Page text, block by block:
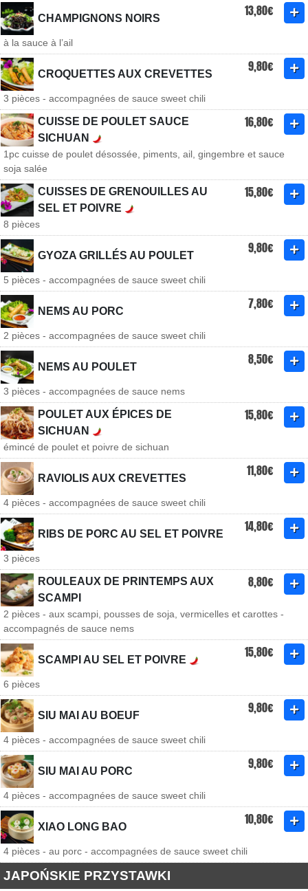
CHAMPIGNONS NOIRS 13,80€
à la sauce à l’ail
CROQUETTES AUX CREVETTES 9,80€
3 pièces - accompagnées de sauce sweet chili
CUISSE DE POULET SAUCE
SICHUAN
16,80€
1pc cuisse de poulet désossée, piments, ail, gingembre et sauce
soja salée
CUISSES DE GRENOUILLES AU
SEL ET POIVRE
15,80€
8 pièces
GYOZA GRILLÉS AU POULET 9,80€
5 pièces - accompagnées de sauce sweet chili
NEMS AU PORC 7,80€
2 pièces - accompagnées de sauce sweet chili
NEMS AU POULET 8,50€
3 pièces - accompagnées de sauce nems
POULET AUX ÉPICES DE
SICHUAN
15,80€
émincé de poulet et poivre de sichuan
RAVIOLIS AUX CREVETTES 11,80€
4 pièces - accompagnées de sauce sweet chili
RIBS DE PORC AU SEL ET POIVRE 14,80€
3 pièces
ROULEAUX DE PRINTEMPS AUX
SCAMPI
8,80€
2 pièces - aux scampi, pousses de soja, vermicelles et carottes -
accompagnés de sauce nems
SCAMPI AU SEL ET POIVRE 15,80€
6 pièces
SIU MAI AU BOEUF 9,80€
4 pièces - accompagnées de sauce sweet chili
SIU MAI AU PORC 9,80€
4 pièces - accompagnées de sauce sweet chili
XIAO LONG BAO 10,80€
4 pièces - au porc - accompagnées de sauce sweet chili
JAPOŃSKIE PRZYSTAWKI